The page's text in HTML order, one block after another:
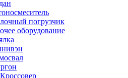
погрузчик
оборудование